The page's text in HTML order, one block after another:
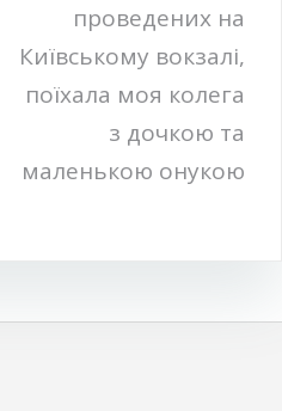
проведених на
Київському вокзалі,
поїхала моя колега
з дочкою та
маленькою онукою